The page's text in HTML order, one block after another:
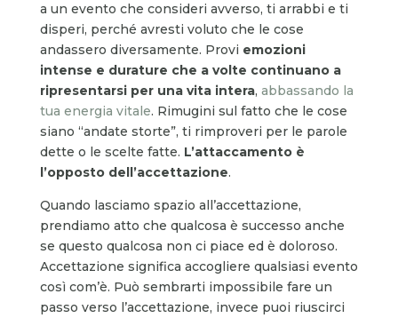
a un evento che consideri avverso, ti arrabbi e ti
disperi, perché avresti voluto che le cose
andassero diversamente. Provi emozioni
intense e durature che a volte continuano a
ripresentarsi per una vita intera, abbassando la
tua energia vitale. Rimugini sul fatto che le cose
siano “andate storte”, ti rimproveri per le parole
dette o le scelte fatte. L’attaccamento è
l’opposto dell’accettazione.
Quando lasciamo spazio all’accettazione,
prendiamo atto che qualcosa è successo anche
se questo qualcosa non ci piace ed è doloroso.
Accettazione significa accogliere qualsiasi evento
così com’è. Può sembrarti impossibile fare un
passo verso l’accettazione, invece puoi riuscirci